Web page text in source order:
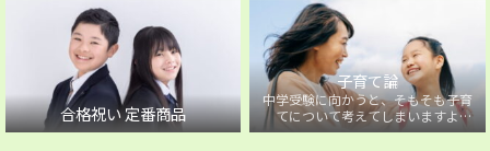
合格祝い 定番商品
子育て論
中学受験に向かうと、そもそも子育
てについて考えてしまいますよ
ね・・・。中学受験に向かうお子様